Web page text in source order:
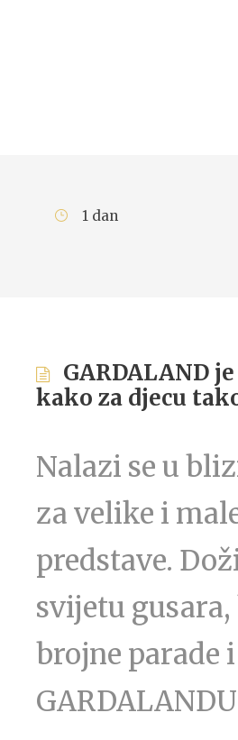
1 dan
GARDALAND
kako za djecu
Nalazi se u
za velike i
predstave.
svijetu
brojne parade